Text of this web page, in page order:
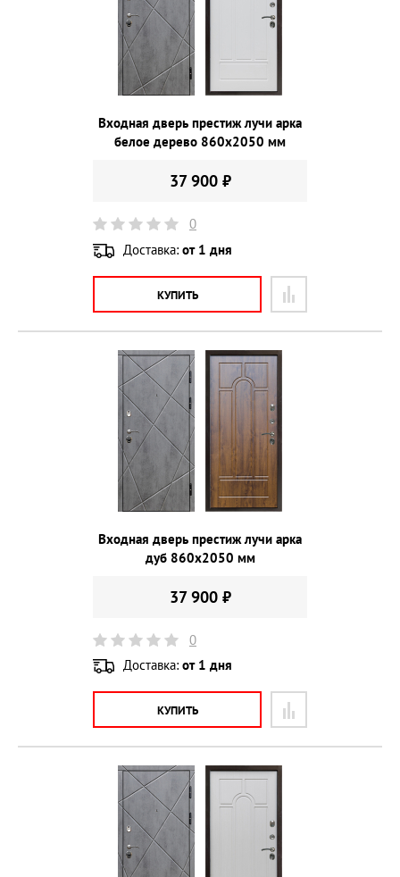
Входная дверь престиж лучи арка
белое дерево 860х2050 мм
37 900 ₽
0
Доставка: от 1 дня
КУПИТЬ
Входная дверь престиж лучи арка
дуб 860х2050 мм
37 900 ₽
0
Доставка: от 1 дня
КУПИТЬ